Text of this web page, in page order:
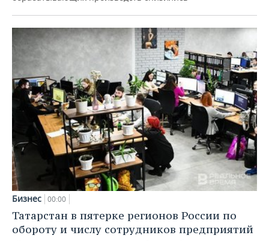
Бизнес 00:00
Татарстан в пятерке регионов России по
обороту и числу сотрудников предприятий